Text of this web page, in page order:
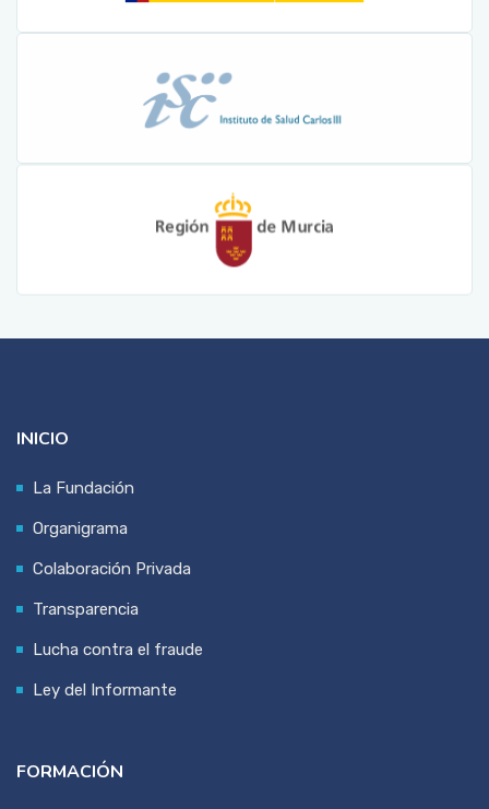
INICIO
La Fundación
Organigrama
Colaboración Privada
Transparencia
Lucha contra el fraude
Ley del Informante
FORMACIÓN